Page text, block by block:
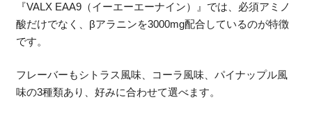
『VALX EAA9（イーエーエーナイン）』では、必須アミノ
酸だけでなく、βアラニンを3000mg配合しているのが特徴
です。
フレーバーもシトラス風味、コーラ風味、パイナップル風
味の3種類あり、好みに合わせて選べます。